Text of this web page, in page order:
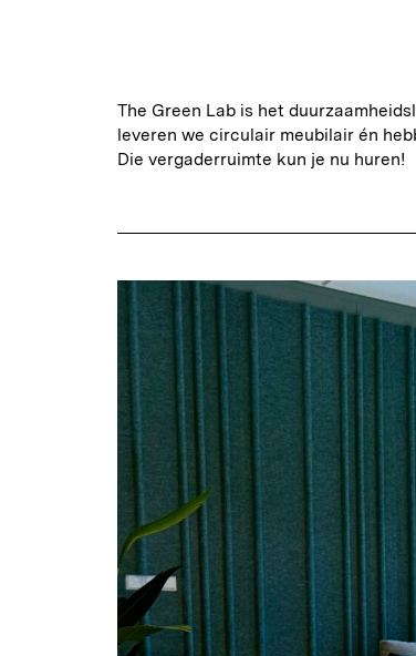
The Green Lab is het
leveren we circulair meubilair én
Die vergaderruimte kun je nu huren!